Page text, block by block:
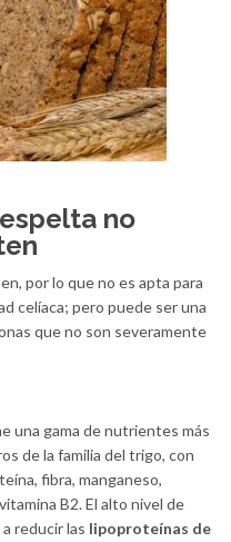
no
por lo que no es apta para
celíaca; pero puede ser una
que no son severamente
una gama de nutrientes más
de la familia del trigo, con
fibra, manganeso,
B2. El alto nivel de
reducir las lipoproteínas de